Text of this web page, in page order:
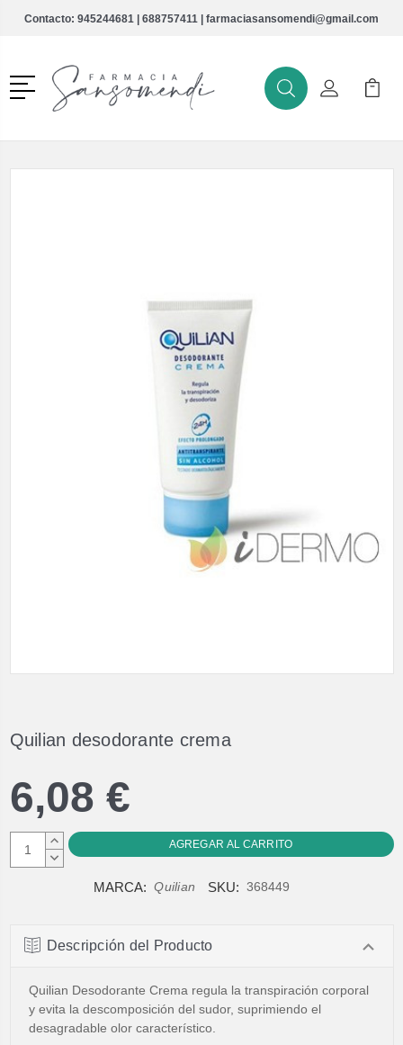
Contacto: 945244681 | 688757411 | farmaciasansomendi@gmail.com
Menú
BuscarMi Cuenta
Mi
Quilian desodorante crema
6,08 €
AUMENTAR
CANTIDAD:
DISMINUIR
MARCA: Quilian SKU: 368449
Descripción del Producto
Quilian Desodorante Crema regula la transpiración corporal
y evita la descomposición del sudor, suprimiendo el
desagradable olor característico.